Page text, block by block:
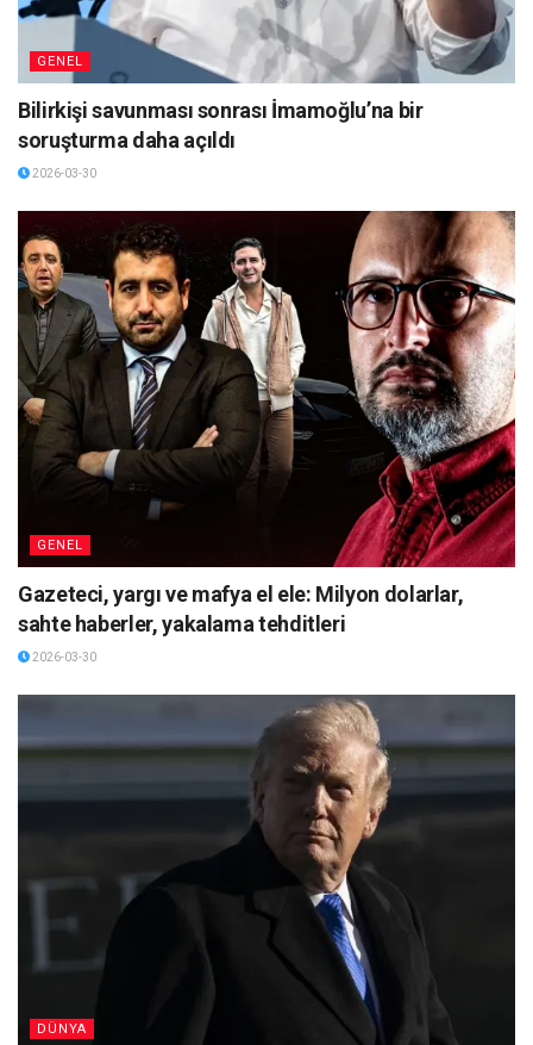
GENEL
Bilirkişi savunması sonrası İmamoğlu’na bir
soruşturma daha açıldı
2026-03-30
GENEL
Gazeteci, yargı ve mafya el ele: Milyon dolarlar,
sahte haberler, yakalama tehditleri
2026-03-30
DÜNYA